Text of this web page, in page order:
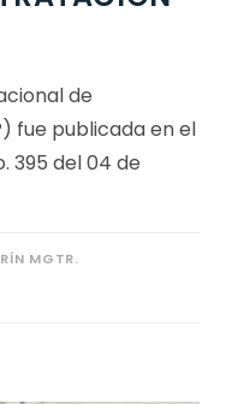
de
fue publicada en el
395 del 04 de
MGTR.